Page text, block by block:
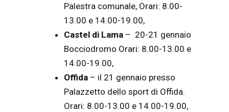
Palestra comunale, Orari: 8.00-
13.00 e 14.00-19.00,
Castel di Lama – 20-21 gennaio
Bocciodromo Orari: 8.00-13.00 e
14.00-19.00,
Offida – il 21 gennaio presso
Palazzetto dello sport di Offida.
Orari: 8.00-13.00 e 14.00-19.00,